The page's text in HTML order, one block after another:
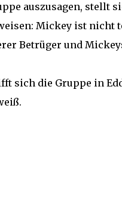
auszusagen, stellt
Mickey ist nicht
Betrüger und
sich die Gruppe in